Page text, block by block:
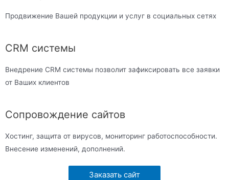
Продвижение Вашей продукции и услуг в социальных сетях
CRM системы
Внедрение CRM системы позволит зафиксировать все заявки
от Ваших клиентов
Сопровождение сайтов
Хостинг, защита от вирусов, мониторинг работоспособности.
Внесение изменений, дополнений.
Заказать сайт